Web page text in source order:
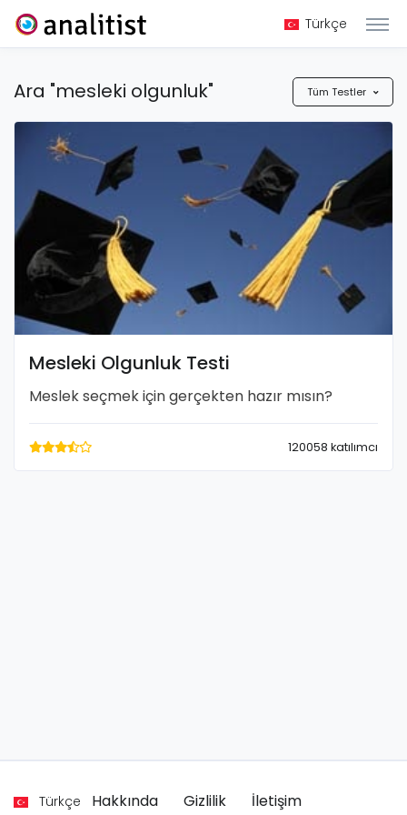
Türkçe
Ara "mesleki olgunluk" Tüm Testler
Mesleki Olgunluk Testi
Meslek seçmek için gerçekten hazır mısın?
120058 katılımcı
Türkçe Hakkında Gizlilik İletişim